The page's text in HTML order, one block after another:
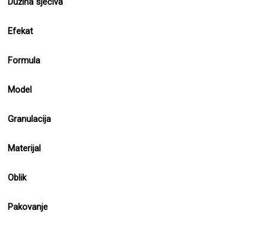
Efekat
Formula
Model
Granulacija
Materijal
Oblik
Pakovanje